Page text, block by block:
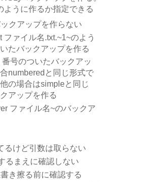
ように作るか指定できる
クアップを作らない
ファイル名.txt.~1~のよう
たバックアップを作る
号のついたバックアッ
numberedと同じ形式で
の場合はsimpleと同じ
アップを作る
ファイル名~のバックア
るけど引数は取らない
るまえに確認しない
き擦る前に確認する